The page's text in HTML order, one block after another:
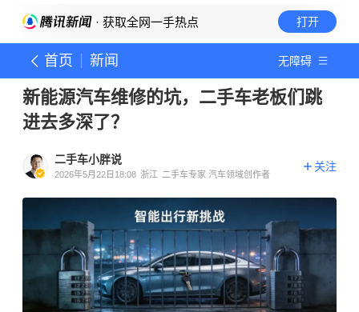
· 获取全网一手热点 打开
首页 新闻 无障碍
新能源汽车维修的坑，二手车老板们跳
进去多深了？
二手车小胖说
2026年5月22日18:08 浙江 二手车专家 汽车领域创作者
关注